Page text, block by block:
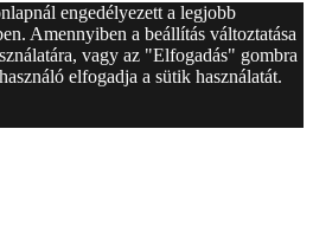
engedélyezett a legjobb
Amennyiben a beállítás változtatása
vagy az "Elfogadás" gombra
elfogadja a sütik használatát.